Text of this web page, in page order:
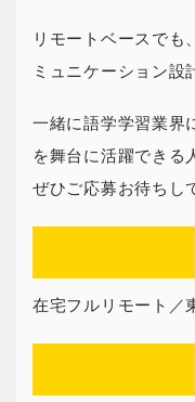
リモートベースでも
ミュニケーション設
一緒に語学学習業界
を舞台に活躍できる
ぜひご応募お待ちし
在宅フルリモート／